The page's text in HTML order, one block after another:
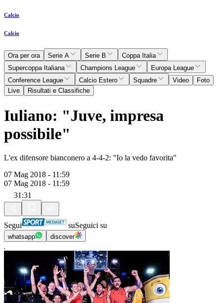
Calcio
Calcio
Ora per ora Serie A Serie B
Coppa Italia
Supercoppa Italiana
Champions League
Europa League
Conference League
Calcio Estero Squadre Video
Foto
Live
Risultati e Classifiche
Iuliano: "Juve, impresa
possibile"
L'ex difensore bianconero a 4-4-2: "Io la vedo favorita"
07 Mag 2018 - 11:59
07 Mag 2018 - 11:59
31:31
Segui suSeguici su
whatsapp discover